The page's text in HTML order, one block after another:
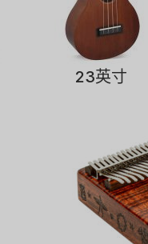
23英寸